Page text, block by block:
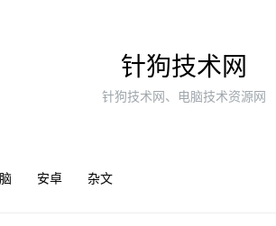
针狗技术网
针狗技术网、电脑技术资源网
安卓 杂文